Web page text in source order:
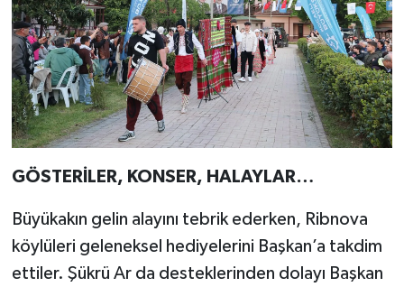
GÖSTERİLER, KONSER, HALAYLAR…
Büyükakın gelin alayını tebrik ederken, Ribnova
köylüleri geleneksel hediyelerini Başkan’a takdim
ettiler. Şükrü Ar da desteklerinden dolayı Başkan